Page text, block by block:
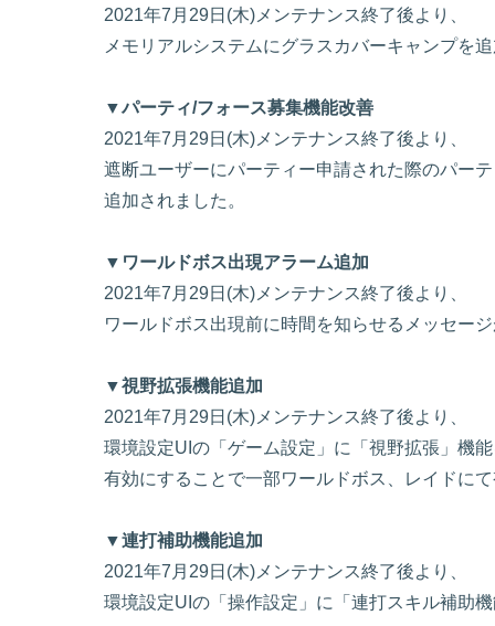
2021年7月29日(木)メンテナンス終了後より、
メモリアルシステムにグラスカバーキャンプを
▼パーティ/フォース募集機能改善
2021年7月29日(木)メンテナンス終了後より、
遮断ユーザーにパーティー申請された際のパー
追加されました。
▼ワールドボス出現アラーム追加
2021年7月29日(木)メンテナンス終了後より、
ワールドボス出現前に時間を知らせるメッセー
▼視野拡張機能追加
2021年7月29日(木)メンテナンス終了後より、
環境設定UIの「ゲーム設定」に「視野拡張」機
有効にすることで一部ワールドボス、レイドに
▼連打補助機能追加
2021年7月29日(木)メンテナンス終了後より、
環境設定UIの「操作設定」に「連打スキル補助